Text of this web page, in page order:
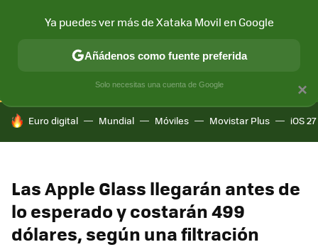
CONECTIVIDAD MÓVIL Y SOCIEDAD APLICACIONES
HOY SE HABLA DE
Euro digital Mundial Móviles Movistar Plus iOS 27
Las Apple Glass llegarán antes de
lo esperado y costarán 499
dólares, según una filtración
×
Ya puedes ver más de Xataka Movil en Google
Añádenos como fuente preferida
Solo necesitas una cuenta de Google